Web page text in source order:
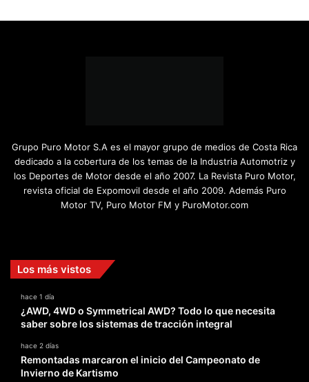
Grupo Puro Motor S.A es el mayor grupo de medios de Costa Rica
dedicado a la cobertura de los temas de la Industria Automotriz y
los Deportes de Motor desde el año 2007. La Revista Puro Motor,
revista oficial de Expomovil desde el año 2009. Además Puro
Motor TV, Puro Motor FM y PuroMotor.com
Los más vistos
hace 1 día
¿AWD, 4WD o Symmetrical AWD? Todo lo que necesita
saber sobre los sistemas de tracción integral
hace 2 días
Remontadas marcaron el inicio del Campeonato de
Invierno de Kartismo